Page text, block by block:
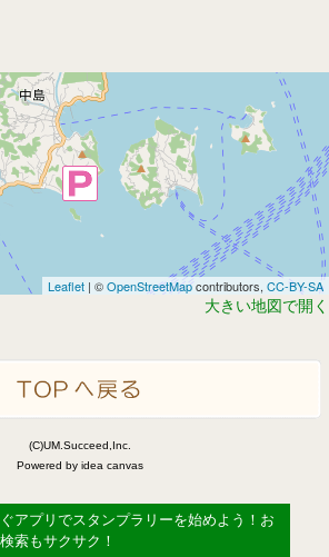
Leaflet | ©OpenStreetMapcontributors, CC-BY-SA
大きい地図で開く
(C)UM.Succeed,Inc.
Powered by idea canvas
アプリでスタンプラリーを始めよう！お
索もサクサク！